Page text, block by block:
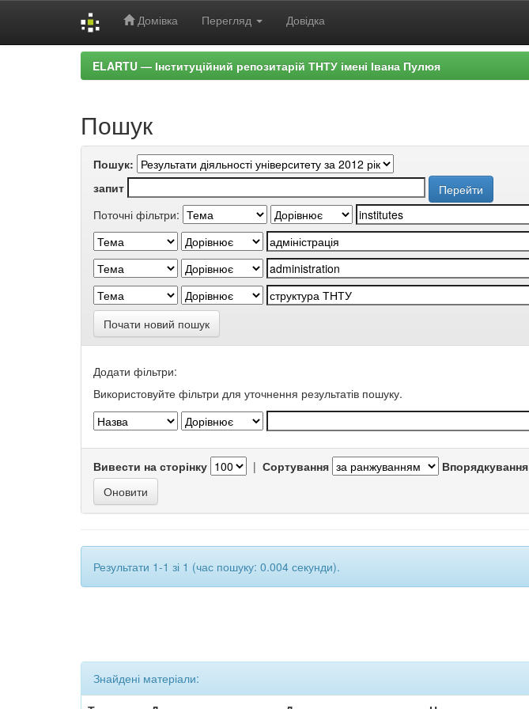
Домівка Перегляд Довідка
ELARTU — Інституційний репозитарій ТНТУ імені Івана Пулюя
Пошук
Пошук:
запит
Поточні фільтри:
Почати новий пошук
Додати фільтри:
Використовуйте фільтри для уточнення результатів пошуку.
Вивести на сторінку | Сортування Впорядкування
Результати 1-1 зі 1 (час пошуку: 0.004 секунди).
Знайдені матеріали: